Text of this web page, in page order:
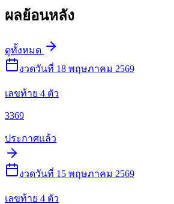
ผลย้อนหลัง
ดูทั้งหมด
งวดวันที่ 18 พฤษภาคม 2569
เลขท้าย 4 ตัว
3369
ประกาศแล้ว
งวดวันที่ 15 พฤษภาคม 2569
เลขท้าย 4 ตัว